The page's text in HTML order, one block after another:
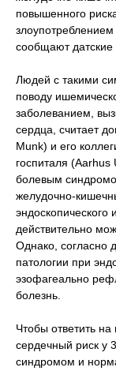
повышенного
злоупотреблением
сообщают датские
Людей с такими
поводу
заболеванием,
сердца, считает
Munk) и его
госпиталя
болевым
желудочно-
действительно
Однако, согласно
патологии при
эзофагеально
болезнь.
Чтобы ответить
сердечный риск у
синдромом и